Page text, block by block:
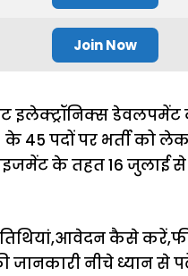
Join Now
इलेक्ट्रॉनिक्स डेवलपमेंट
के 45 पदों पर भर्ती को
के तहत 16 जुलाई से
कैसे
जानकारी नीचे ध्यान से